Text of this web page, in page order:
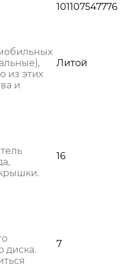
101107547776
из этих
и
Литой
16
диска.
7